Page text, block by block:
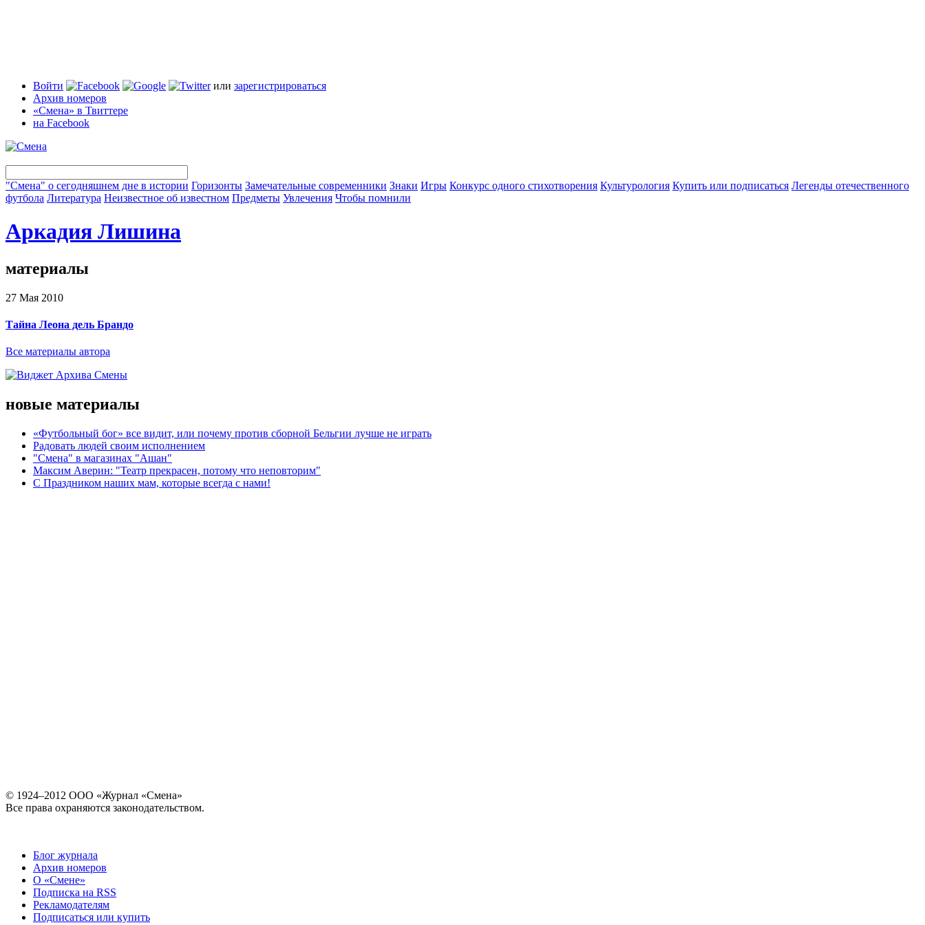
Войти или зарегистрироваться
Архив номеров
«Смена» в Твиттере
на Facebook
"Смена" о сегодняшнем дне в истории Горизонты Замечательные современники Знаки Игры Конкурс одного стихотворения Культурология Купить или подписаться Легенды отечественного
футбола Литература Неизвестное об известном Предметы Увлечения Чтобы помнили
Аркадия Лишина
материалы
27 Мая 2010
Тайна Леона дель Брандо
Все материалы автора
новые материалы
«Футбольный бог» все видит, или почему против сборной Бельгии лучше не играть
Радовать людей своим исполнением
"Смена" в магазинах "Ашан"
Максим Аверин: "Театр прекрасен, потому что неповторим"
С Праздником наших мам, которые всегда с нами!
© 1924–2012 ООО «Журнал «Смена»
Все права охраняются законодательством.
Блог журнала
Архив номеров
О «Смене»
Подписка на RSS
Рекламодателям
Подписаться или купить